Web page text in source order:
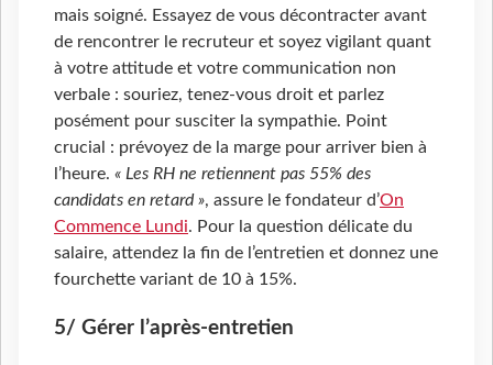
mais soigné. Essayez de vous décontracter avant
de rencontrer le recruteur et soyez vigilant quant
à votre attitude et votre communication non
verbale : souriez, tenez-vous droit et parlez
posément pour susciter la sympathie. Point
crucial : prévoyez de la marge pour arriver bien à
l’heure. « Les RH ne retiennent pas 55% des
candidats en retard », assure le fondateur d’On
Commence Lundi. Pour la question délicate du
salaire, attendez la fin de l’entretien et donnez une
fourchette variant de 10 à 15%.
5/ Gérer l’après-entretien